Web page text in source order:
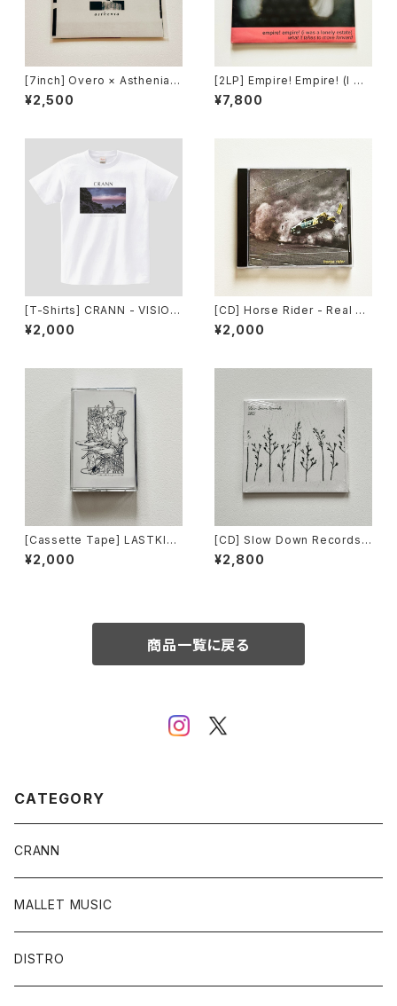
[7inch] Overo × Asthenia S
plit / Count Your Lucky Sta
rs Records DISTRO
¥2,500
[2LP] Empire! Empire! (I Wa
s a Lonely Estate) - What I
t Takes to Move Forward /
¥7,800
[T-Shirts] CRANN - VISION
S WHITE
¥2,000
[CD] Horse Rider - Real M
elody / Far From Home Re
cords DISTRO
¥2,000
[Cassette Tape] LASTKISS
TODIEOFVISCEROTH - ST
/ Slow Down Records DIST
¥2,000
[CD] Slow Down Records -
2025 Compilation Album /
Slow Down Records DISTR
¥2,800
商品一覧に戻る
CATEGORY
CRANN
MALLET MUSIC
DISTRO